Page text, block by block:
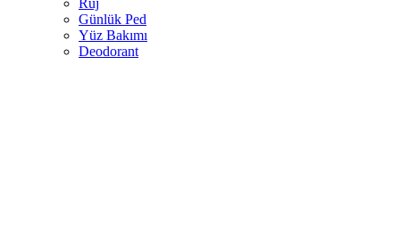
Günlük Ped
Yüz Bakımı
Deodorant